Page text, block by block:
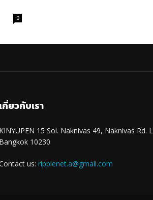
0
เกี่ยวกับเรา
KINYUPEN 15 Soi. Naknivas 49, Naknivas Rd.
Bangkok 10230
us: ripplenet.a@gmail.com